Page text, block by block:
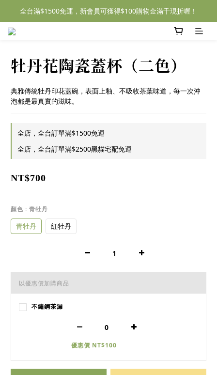
全台滿$1500免運，新會員可獲得$100購物金滿千現折喔！
牡丹花陶瓷蓋杯（二色）
典雅傳統牡丹印花蓋碗，表面上釉、不吸收茶葉味道，每一次沖
泡都是最真實的滋味。
全店，全台訂單滿$1500免運
全店，全台訂單滿$2500黑貓宅配免運
NT$700
顏色 : 青牡丹
青牡丹 紅牡丹
以優惠價加購商品
不鏽鋼茶漏
優惠價 NT$100